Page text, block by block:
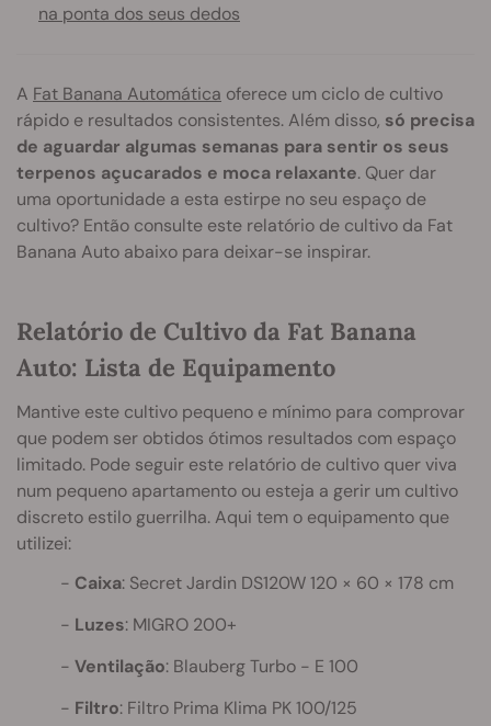
na ponta dos seus dedos
A Fat Banana Automática oferece um ciclo de cultivo
rápido e resultados consistentes. Além disso, só precisa
de aguardar algumas semanas para sentir os seus
terpenos açucarados e moca relaxante. Quer dar
uma oportunidade a esta estirpe no seu espaço de
cultivo? Então consulte este relatório de cultivo da Fat
Banana Auto abaixo para deixar-se inspirar.
Relatório de Cultivo da Fat Banana
Auto: Lista de Equipamento
Mantive este cultivo pequeno e mínimo para comprovar
que podem ser obtidos ótimos resultados com espaço
limitado. Pode seguir este relatório de cultivo quer viva
num pequeno apartamento ou esteja a gerir um cultivo
discreto estilo guerrilha. Aqui tem o equipamento que
utilizei:
Caixa: Secret Jardin DS120W 120 × 60 × 178 cm
Luzes: MIGRO 200+
Ventilação: Blauberg Turbo - E 100
Filtro: Filtro Prima Klima PK 100/125